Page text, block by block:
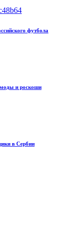
футбола
моды и роскоши
в Сербии